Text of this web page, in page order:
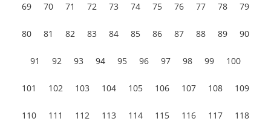
69 70 71 72 73 74 75 76 77 78 79
80 81 82 83 84 85 86 87 88 89 90
91 92 93 94 95 96 97 98 99 100
101 102 103 104 105 106 107 108 109
110 111 112 113 114 115 116 117 118